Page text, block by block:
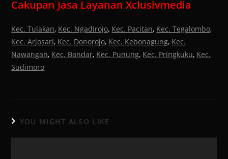
Cakupan Jasa Layanan Xclusivmedia
Kec. Tulakan, Kec. Ngadirojo, Kec. Pacitan, Kec. Tegalombo,
Kec. Arjosari, Kec. Donorojo, Kec. Kebonagung, Kec.
Nawangan, Kec. Bandar, Kec. Punung, Kec. Pringkuku, Kec.
Sudimoro
YOU MIGHT ALSO LIKE